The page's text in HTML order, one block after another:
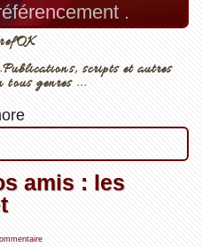
.
scripts et autres
genres ...
amis : les